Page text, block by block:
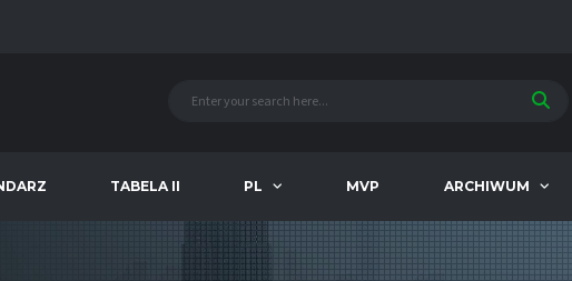
TABELA II PL MVP ARCHIWUM